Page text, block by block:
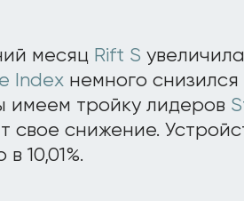
месяц Rift S
Index немного снизился
имеем тройку лидеров
свое снижение.
10,01%.